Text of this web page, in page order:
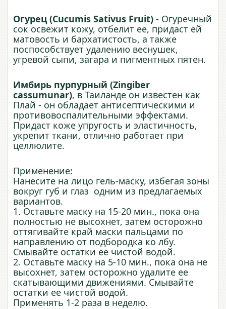
Огурец (Cucumis Sativus Fruit) - Огуречный
сок освежит кожу, отбелит ее, придаст ей
матовость и бархатистость, а также
поспособствует удалению веснушек,
угревой сыпи, загара и пигментных пятен.
Имбирь пурпурный (Zingiber
cassumunar), в Таиланде он известен как
Плай - он обладает антисептическими и
противовоспалительными эффектами.
Придаст коже упругость и эластичность,
укрепит ткани, отлично работает при
целлюлите.
Применение:
Нанесите на лицо гель-маску, избегая зоны
вокруг губ и глаз одним из предлагаемых
вариантов.
1. Оставьте маску на 15-20 мин., пока она
полностью не высохнет, затем осторожно
оттягивайте край маски пальцами по
направлению от подбородка ко лбу.
Смывайте остатки ее чистой водой.
2. Оставьте маску на 5-10 мин., пока она не
высохнет, затем осторожно удалите ее
скатывающими движениями. Смывайте
остатки ее чистой водой.
Применять 1-2 раза в неделю.